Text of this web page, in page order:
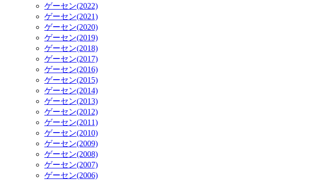
ゲーセン(2022)
ゲーセン(2021)
ゲーセン(2020)
ゲーセン(2019)
ゲーセン(2018)
ゲーセン(2017)
ゲーセン(2016)
ゲーセン(2015)
ゲーセン(2014)
ゲーセン(2013)
ゲーセン(2012)
ゲーセン(2011)
ゲーセン(2010)
ゲーセン(2009)
ゲーセン(2008)
ゲーセン(2007)
ゲーセン(2006)